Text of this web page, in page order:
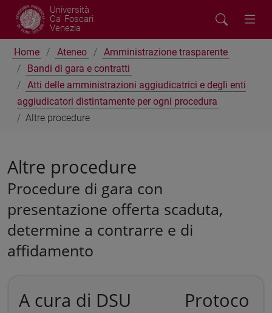
Università
Ca' Foscari
Venezia
Home Ateneo
Amministrazione trasparente
Bandi di gara e contratti
Atti delle amministrazioni aggiudicatrici e degli enti
aggiudicatori distintamente per ogni procedura
Altre procedure
Altre procedure
Procedure di gara con
presentazione offerta scaduta,
determine a contrarre e di
affidamento
A cura di DSU
Protoco